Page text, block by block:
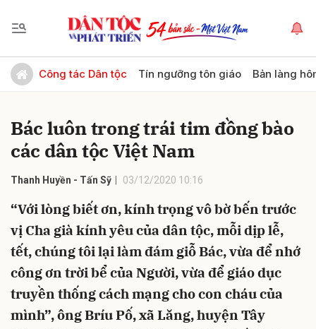
Công tác Dân tộc Tín ngưỡng tôn giáo Bản làng
Bác luôn trong trái tim đồng bào
các dân tộc Việt Nam
Thanh Huyền - Tấn Sỹ 03/12/2020 10:16
“Với lòng biết ơn, kính trọng vô bờ bến trước
vị Cha già kính yêu của dân tộc, mỗi dịp lễ,
tết, chúng tôi lại làm đám giỗ Bác, vừa để nhớ
công ơn trời bể của Người, vừa để giáo dục
truyền thống cách mạng cho con cháu của
mình”, ông Bríu Pố, xã Lăng, huyện Tây
Gửi bình luận
Hủy Gửi